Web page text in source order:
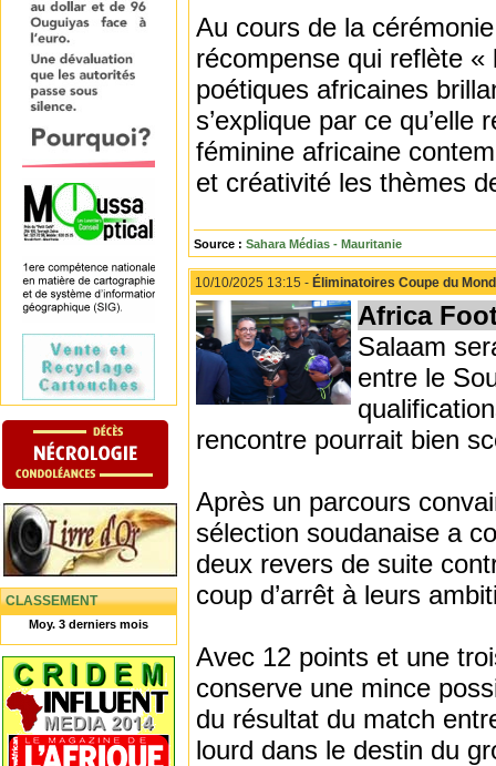
CLASSEMENT
Moy. 3 derniers mois
Au cours de la
récompense qui reflète
poétiques africaines
s’explique par ce
féminine africaine
et créativité les thèmes
Source : Sahara Médias - Mauritanie
10/10/2025 13:15 - Éliminatoires Coupe du
Africa
Salaam
entre le
rencontre pourrait bien
Après un parcours
sélection soudanaise a
deux revers de suite
coup d’arrêt à leurs
Avec 12 points et une
conserve une mince
du résultat du match
lourd dans le destin du